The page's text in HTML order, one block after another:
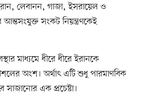
লেবানন, গাজা, ইসরায়েল ও
আন্তসংযুক্ত সংকট নিয়ন্ত্রণকেই
মাধ্যমে ধীরে ধীরে ইরানকে
অংশ। অর্থাৎ এটি শুধু পারমাণবিক
এক প্রচেষ্টা।